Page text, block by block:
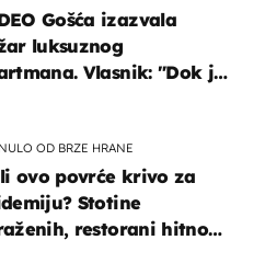
Gošća izazvala
luksuznog
Vlasnik: "Dok je
OD BRZE HRANE
ovo povrće krivo za
Stotine
restorani hitno